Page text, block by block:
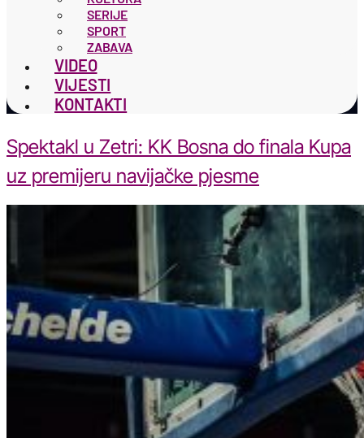
SERIJE
SPORT
ZABAVA
VIDEO
VIJESTI
KONTAKTI
Spektakl u Zetri: KK Bosna do finala Kupa
uz premijeru navijačke pjesme